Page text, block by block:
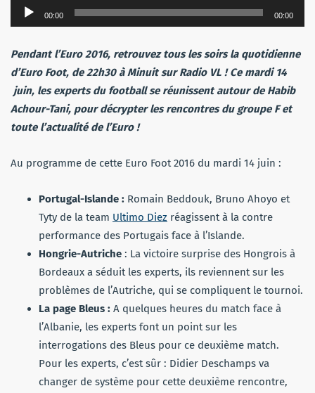
Lecteur
audio
00:00 00:00
Pendant l’Euro 2016, retrouvez tous les soirs la quotidienne
d’Euro Foot, de 22h30 à Minuit sur Radio VL ! Ce mardi 14
juin, les experts du football se réunissent autour de Habib
Achour-Tani, pour décrypter les rencontres du groupe F et
toute l’actualité de l’Euro !
Au programme de cette Euro Foot 2016 du mardi 14 juin :
Portugal-Islande : Romain Beddouk, Bruno Ahoyo et
Tyty de la team Ultimo Diez réagissent à la contre
performance des Portugais face à l’Islande.
Hongrie-Autriche : La victoire surprise des Hongrois à
Bordeaux a séduit les experts, ils reviennent sur les
problèmes de l’Autriche, qui se compliquent le tournoi.
La page Bleus : A quelques heures du match face à
l’Albanie, les experts font un point sur les
interrogations des Bleus pour ce deuxième match.
Pour les experts, c’est sûr : Didier Deschamps va
changer de système pour cette deuxième rencontre,